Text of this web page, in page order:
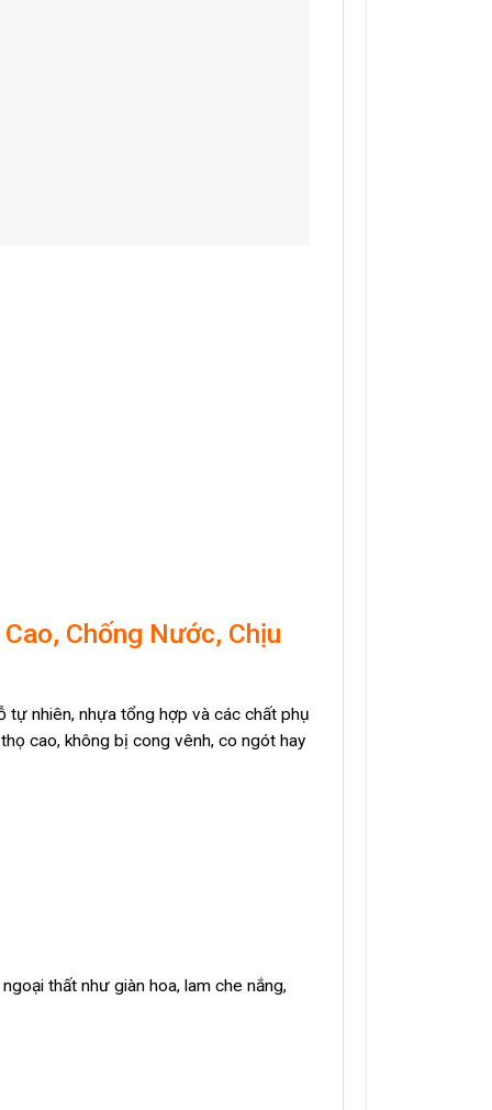
Chống Nước, Chịu
nhiên, nhựa tổng hợp và các chất phụ
cao, không bị cong vênh, co ngót hay
thất như giàn hoa, lam che nắng,